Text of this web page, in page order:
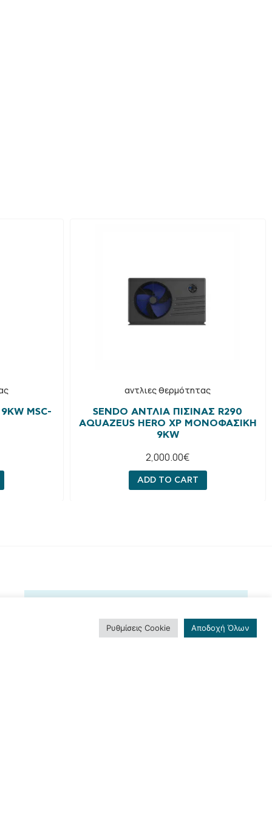
MSC-
αντλιες θερμότητας
SENDO ΑΝΤΛΊΑ ΠΙΣΊΝΑΣ R290
ΑQUAZEUS HERO XP ΜΟΝΟΦΑΣΙΚΉ
9KW
2,000.00€
ADD TO CART
Ρυθμίσεις Cookie Αποδοχή Όλων